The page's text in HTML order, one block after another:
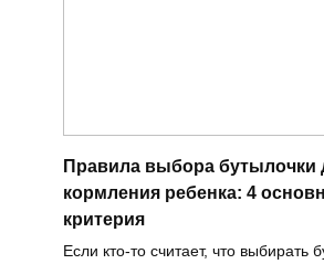
Правила выбора бутылочки
кормления ребенка: 4
критерия
Если кто-то считает, что выбирать